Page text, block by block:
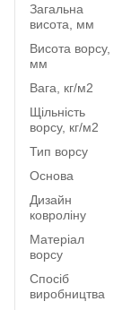
Загальна
висота, мм
Висота ворсу,
мм
Вага, кг/м2
Щільність
ворсу, кг/м2
Тип ворсу
Основа
Дизайн
ковроліну
Матеріал
ворсу
Спосіб
виробництва